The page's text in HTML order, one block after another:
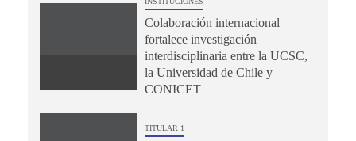
Colaboración internacional
fortalece investigación
interdisciplinaria entre la UCSC,
la Universidad de Chile y
CONICET
TITULAR 1